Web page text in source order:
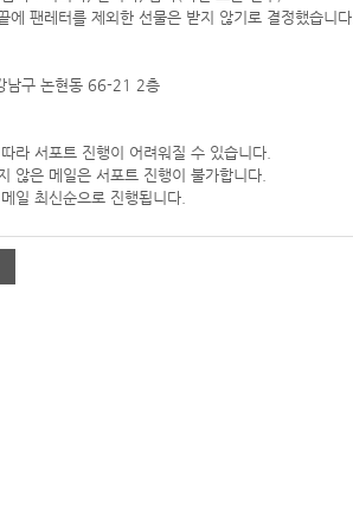
에 팬레터를 제외한 선물은 받지 않기로 결정했습니다.
남구 논현동 66-21 2층
라 서포트 진행이 어려워질 수 있습니다.
않은 메일은 서포트 진행이 불가합니다.
일 최신순으로 진행됩니다.